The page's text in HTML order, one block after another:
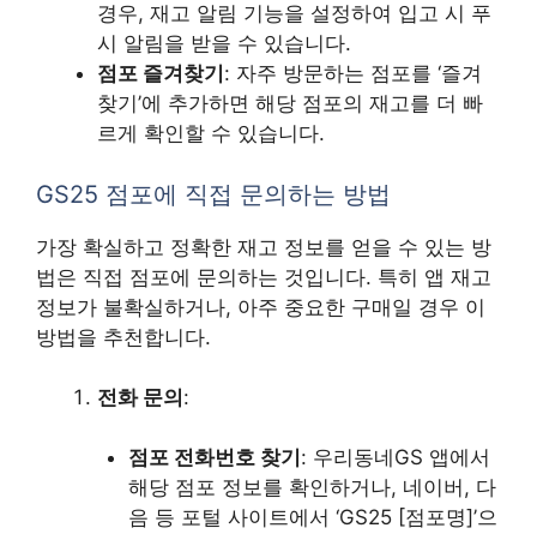
경우, 재고 알림 기능을 설정하여 입고 시 푸
시 알림을 받을 수 있습니다.
점포 즐겨찾기 : 자주 방문하는 점포를 ‘즐겨
찾기’에 추가하면 해당 점포의 재고를 더 빠
르게 확인할 수 있습니다.
GS25 점포에 직접 문의하는 방법
가장 확실하고 정확한 재고 정보를 얻을 수 있는 방
법은 직접 점포에 문의하는 것입니다. 특히 앱 재고
정보가 불확실하거나, 아주 중요한 구매일 경우 이
방법을 추천합니다.
전화 문의 :
점포 전화번호 찾기 : 우리동네GS 앱에서
해당 점포 정보를 확인하거나, 네이버, 다
음 등 포털 사이트에서 ‘GS25 [점포명]’으